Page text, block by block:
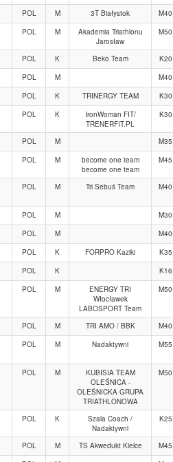
POL M 3T Białystok
M40
POL M
Akademia Triathlonu
Jarosław
M50
POL K Beko Team
K20
POL M
M40
POL K TRINERGY TEAM
K30
POL K
IronWoman FIT/
TRENERFIT.PL
K30
POL M
M35
POL M
become one team
become one team
M45
POL M Tri Sebuś Team M40
POL M
M30
POL M
M40
POL K FORPRO Kaziki
K35
POL K
K16
POL M
ENERGY TRI
Włocławek
LABOSPORT Team
M50
POL M TRI AMO / BBK
M40
POL M Nadaktywni M55
POL M
KUBISIA TEAM
OLEŚNICA -
OLEŚNICKA GRUPA
TRIATHLONOWA
M50
POL K
Szala Coach /
Nadaktywni
K25
POL M TS Akwedukt Kielce
M45